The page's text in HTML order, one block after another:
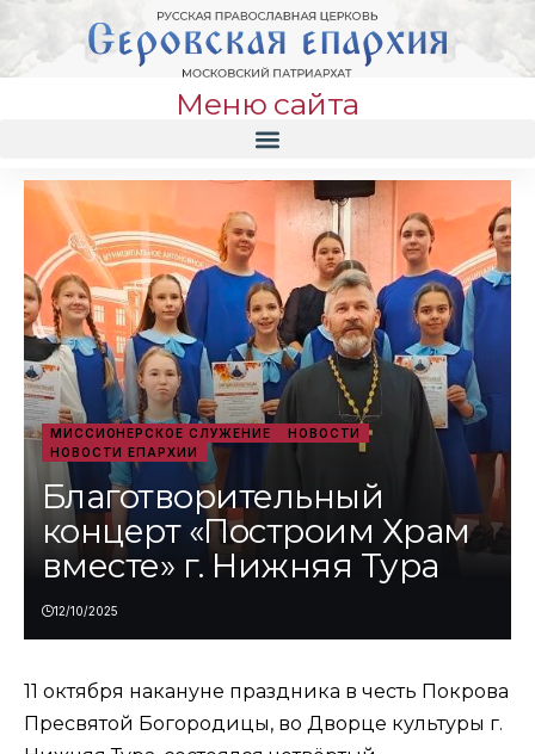
Меню сайта
МИССИОНЕРСКОЕ СЛУЖЕНИЕ
НОВОСТИ
НОВОСТИ ЕПАРХИИ
Благотворительный
концерт «Построим Храм
вместе» г. Нижняя Тура
12/10/2025
11 октября накануне праздника в честь Покрова
Пресвятой Богородицы, во Дворце культуры г.